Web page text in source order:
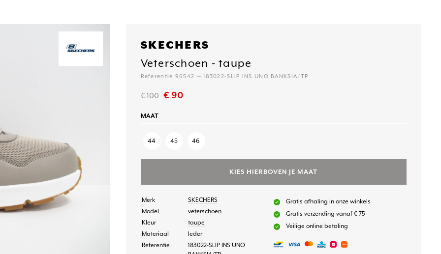
SKECHERS
Veterschoen - taupe
Referentie 96542 — 183022-SLIP INS UNO BANKSIA/TP
€ 100 € 90
MAAT
44 45 46
KIES HIERBOVEN JE MAAT
Merk
SKECHERS
Model
veterschoen
Kleur
taupe
Materiaal
leder
Referentie
183022-SLIP INS UNO
Gratis afhaling in onze winkels
Gratis verzending vanaf € 75
Veilige online betaling